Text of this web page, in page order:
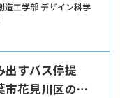
なざしの共有
のコミュニケ
ール～
造工学部 デザイン科学
出すバス停提
花見川区のモ